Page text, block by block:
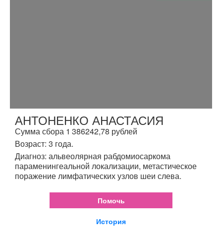
АНТОНЕНКО АНАСТАСИЯ
Сумма сбора 1 386242,78 рублей
Возраст: 3 года.
Диагноз: альвеолярная рабдомиосаркома
параменингеальной локализации, метастическое
поражение лимфатических узлов шеи слева.
Помочь
История